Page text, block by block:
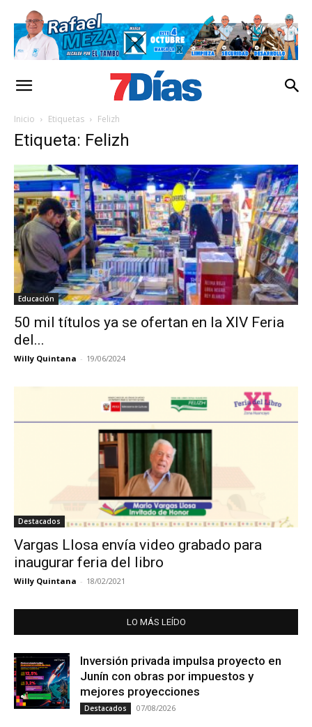
Inicio Etiquetas Felizh
Etiqueta: Felizh
Educación
50 mil títulos ya se ofertan en la XIV Feria
del...
Willy Quintana - 19/06/2024
Destacados
Vargas Llosa envía video grabado para
inaugurar feria del libro
Willy Quintana - 18/02/2021
LO MÁS LEÍDO
Inversión privada impulsa proyecto en
Junín con obras por impuestos y
mejores proyecciones
Destacados 07/08/2026